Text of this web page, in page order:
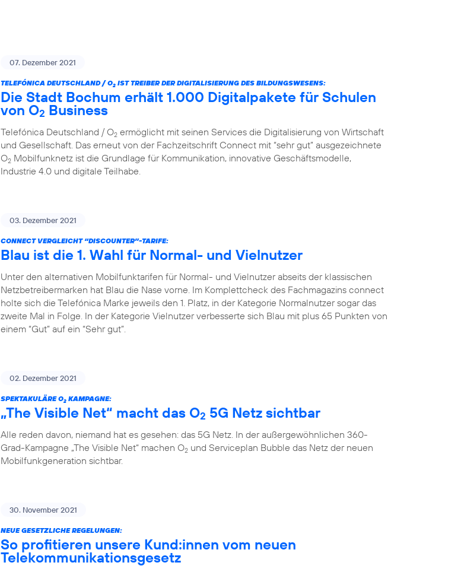
07. Dezember 2021
TELEFÓNICA DEUTSCHLAND / O2 IST TREIBER DER DIGITALISIERUNG DES BILDUNGSWESENS:
Die Stadt Bochum erhält 1.000 Digitalpakete für Schulen
von O2 Business
Telefónica Deutschland / O2 ermöglicht mit seinen Services die Digitalisierung von Wirtschaft
und Gesellschaft. Das erneut von der Fachzeitschrift Connect mit “sehr gut” ausgezeichnete
O2 Mobilfunknetz ist die Grundlage für Kommunikation, innovative Geschäftsmodelle,
Industrie 4.0 und digitale Teilhabe.
03. Dezember 2021
CONNECT VERGLEICHT “DISCOUNTER”-TARIFE:
Blau ist die 1. Wahl für Normal- und Vielnutzer
Unter den alternativen Mobilfunktarifen für Normal- und Vielnutzer abseits der klassischen
Netzbetreibermarken hat Blau die Nase vorne. Im Komplettcheck des Fachmagazins connect
holte sich die Telefónica Marke jeweils den 1. Platz, in der Kategorie Normalnutzer sogar das
zweite Mal in Folge. In der Kategorie Vielnutzer verbesserte sich Blau mit plus 65 Punkten von
einem “Gut” auf ein “Sehr gut”.
02. Dezember 2021
SPEKTAKULÄRE O2 KAMPAGNE:
„The Visible Net“ macht das O2 5G Netz sichtbar
Alle reden davon, niemand hat es gesehen: das 5G Netz. In der außergewöhnlichen 360-
Grad-Kampagne „The Visible Net“ machen O2 und Serviceplan Bubble das Netz der neuen
Mobilfunkgeneration sichtbar.
30. November 2021
NEUE GESETZLICHE REGELUNGEN:
So profitieren unsere Kund:innen vom neuen
Telekommunikationsgesetz